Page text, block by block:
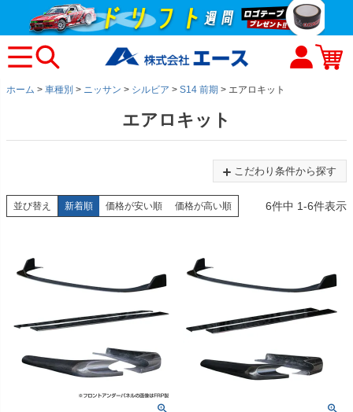
ホーム 車種別 ニッサン シルビア S14 前期 エアロキット
エアロキット
こだわり条件から探す
並び替え 新着順 価格が安い順 価格が高い順 6件中 1-6件表示